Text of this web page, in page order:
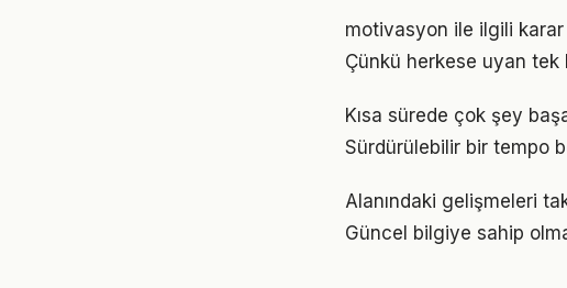
motivasyon ile ilgili
Çünkü herkese uyan
Kısa sürede çok şey
Sürdürülebilir bir tempo
Alanındaki gelişmeleri
Güncel bilgiye sahip